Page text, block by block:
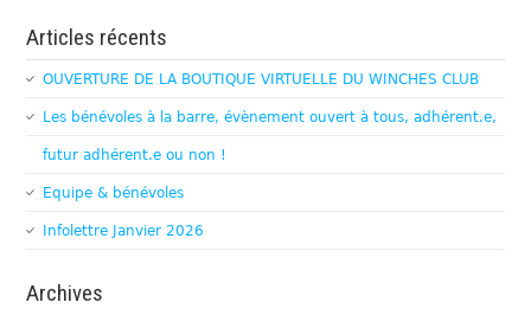
Articles récents
OUVERTURE DE LA BOUTIQUE VIRTUELLE DU WINCHES CLUB
Les bénévoles à la barre, évènement ouvert à tous, adhérent.e,
futur adhérent.e ou non !
Equipe & bénévoles
Infolettre Janvier 2026
Archives